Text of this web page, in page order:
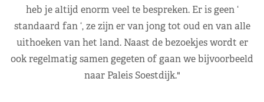
heb je altijd enorm veel te bespreken. Er is geen ‘
standaard fan ‘, ze zijn er van jong tot oud en van alle
uithoeken van het land. Naast de bezoekjes wordt er
ook regelmatig samen gegeten of gaan we bijvoorbeeld
naar Paleis Soestdijk."